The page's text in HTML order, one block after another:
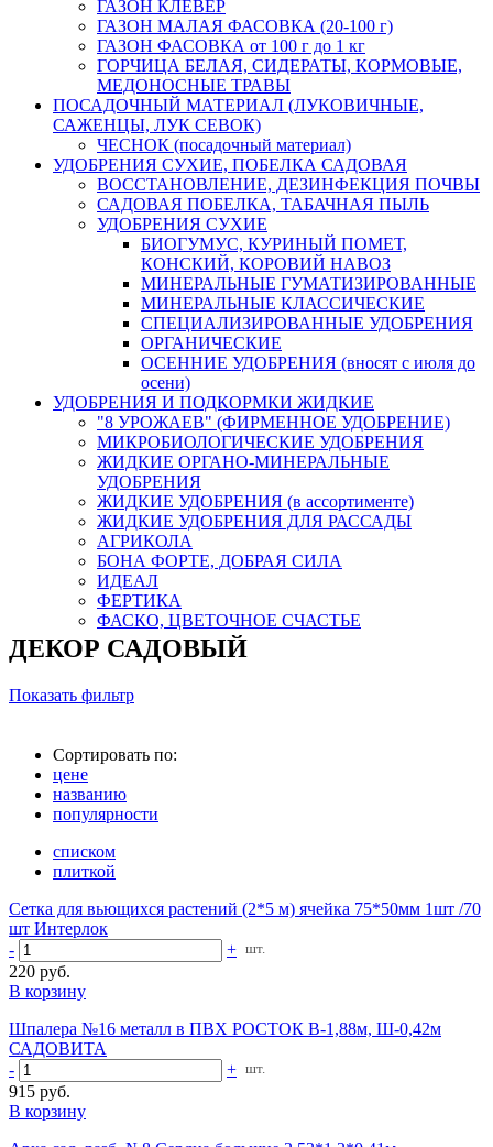
ГАЗОН КЛЕВЕР
ГАЗОН МАЛАЯ ФАСОВКА (20-100 г)
ГАЗОН ФАСОВКА от 100 г до 1 кг
ГОРЧИЦА БЕЛАЯ, СИДЕРАТЫ, КОРМОВЫЕ,
МЕДОНОСНЫЕ ТРАВЫ
ПОСАДОЧНЫЙ МАТЕРИАЛ (ЛУКОВИЧНЫЕ,
САЖЕНЦЫ, ЛУК СЕВОК)
ЧЕСНОК (посадочный материал)
УДОБРЕНИЯ СУХИЕ, ПОБЕЛКА САДОВАЯ
ВОССТАНОВЛЕНИЕ, ДЕЗИНФЕКЦИЯ ПОЧВЫ
САДОВАЯ ПОБЕЛКА, ТАБАЧНАЯ ПЫЛЬ
УДОБРЕНИЯ СУХИЕ
БИОГУМУС, КУРИНЫЙ ПОМЕТ,
КОНСКИЙ, КОРОВИЙ НАВОЗ
МИНЕРАЛЬНЫЕ ГУМАТИЗИРОВАННЫЕ
МИНЕРАЛЬНЫЕ КЛАССИЧЕСКИЕ
СПЕЦИАЛИЗИРОВАННЫЕ УДОБРЕНИЯ
ОРГАНИЧЕСКИЕ
ОСЕННИЕ УДОБРЕНИЯ (вносят с июля до
осени)
УДОБРЕНИЯ И ПОДКОРМКИ ЖИДКИЕ
"8 УРОЖАЕВ" (ФИРМЕННОЕ УДОБРЕНИЕ)
МИКРОБИОЛОГИЧЕСКИЕ УДОБРЕНИЯ
ЖИДКИЕ ОРГАНО-МИНЕРАЛЬНЫЕ
УДОБРЕНИЯ
ЖИДКИЕ УДОБРЕНИЯ (в ассортименте)
ЖИДКИЕ УДОБРЕНИЯ ДЛЯ РАССАДЫ
АГРИКОЛА
БОНА ФОРТЕ, ДОБРАЯ СИЛА
ИДЕАЛ
ФЕРТИКА
ФАСКО, ЦВЕТОЧНОЕ СЧАСТЬЕ
ДЕКОР САДОВЫЙ
Показать фильтр
Сортировать по:
цене
названию
популярности
списком
плиткой
Сетка для вьющихся растений (2*5 м) ячейка 75*50мм 1шт /70
шт Интерлок
-
+ шт.
220 руб.
В корзину
Шпалера №16 металл в ПВХ РОСТОК В-1,88м, Ш-0,42м
САДОВИТА
-
+ шт.
915 руб.
В корзину